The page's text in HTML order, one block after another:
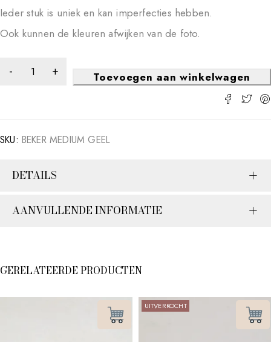
Ieder stuk is uniek en kan imperfecties hebben.
Ook kunnen de kleuren afwijken van de foto.
Toevoegen aan winkelwagen
SKU: BEKER MEDIUM GEEL
DETAILS
AANVULLENDE INFORMATIE
GERELATEERDE PRODUCTEN
UITVERKOCHT